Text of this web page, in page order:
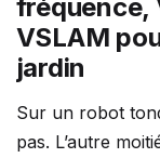
fréquence,
VSLAM
jardin
Sur un robot
pas. L’autre